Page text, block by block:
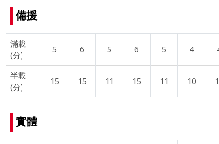
備援
滿載
(分)
5 6 5 6 5 4
半載
(分)
15 15 11 15 11 10
實體